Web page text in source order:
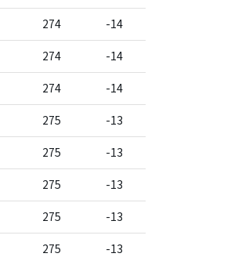
274 -14
274 -14
274 -14
275 -13
275 -13
275 -13
275 -13
275 -13